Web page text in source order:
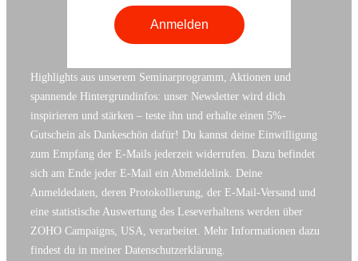
Highlights aus unserem Seminarprogramm, Aktionen und
spannende Hintergrundinfos: unser Newsletter wird dich
inspirieren und stärken – teste ihn und erhalte einen 5%-
Gutschein als Dankeschön dafür! Du kannst deine Einwilligung
zum Empfang der E-Mails jederzeit widerrufen. Dazu befindet
sich am Ende jeder E-Mail ein Abmeldelink. Deine
Anmeldedaten, deren Protokollierung, der E-Mail-Versand und
eine statistische Auswertung des Leseverhaltens werden über
ZOHO Campaigns, USA, verarbeitet. Mehr Informationen dazu
findest du in meiner Datenschutzerklärung.